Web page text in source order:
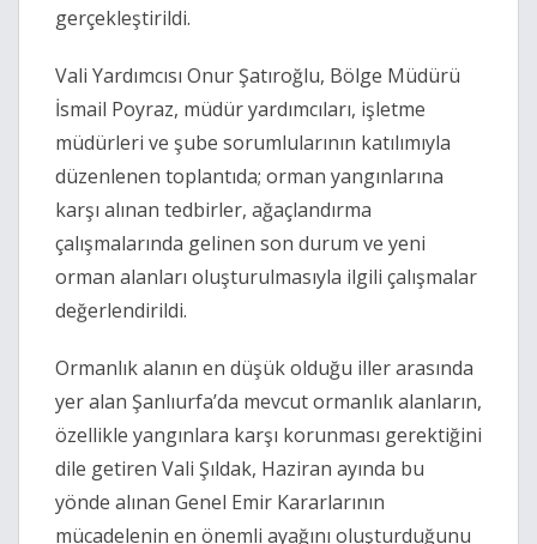
gerçekleştirildi.
Vali Yardımcısı Onur Şatıroğlu, Bölge Müdürü
İsmail Poyraz, müdür yardımcıları, işletme
müdürleri ve şube sorumlularının katılımıyla
düzenlenen toplantıda; orman yangınlarına
karşı alınan tedbirler, ağaçlandırma
çalışmalarında gelinen son durum ve yeni
orman alanları oluşturulmasıyla ilgili çalışmalar
değerlendirildi.
Ormanlık alanın en düşük olduğu iller arasında
yer alan Şanlıurfa’da mevcut ormanlık alanların,
özellikle yangınlara karşı korunması gerektiğini
dile getiren Vali Şıldak, Haziran ayında bu
yönde alınan Genel Emir Kararlarının
mücadelenin en önemli ayağını oluşturduğunu